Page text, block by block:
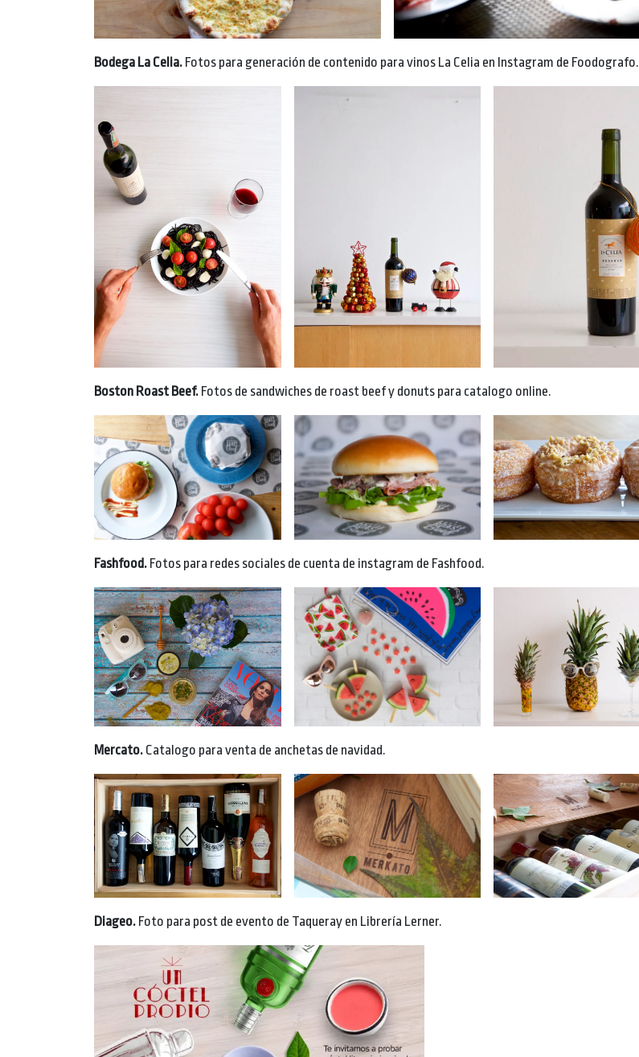
Bodega La Celia. Fotos para generación de contenido para vinos La Celia en Instagram de Foodografo.
Boston Roast Beef. Fotos de sandwiches de roast beef y donuts para catalogo online.
Fashfood. Fotos para redes sociales de cuenta de instagram de Fashfood.
Mercato. Catalogo para venta de anchetas de navidad.
Diageo. Foto para post de evento de Taqueray en Librería Lerner.